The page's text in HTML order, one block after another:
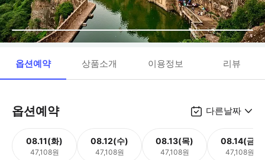
옵션예약 상품소개 이용정보 리뷰
옵션예약 다른날짜
08.11(화)
47,108원
08.12(수)
47,108원
08.13(목)
47,108원
08.14(금)
47,108원